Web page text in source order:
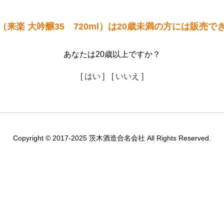
来楽 大吟醸35 720ml）は20歳未満の方には販売でき
あなたは20歳以上ですか？
[ はい ] [ いいえ ]
Copyright © 2017-2025 茨木酒造合名会社 All Rights Reserved.